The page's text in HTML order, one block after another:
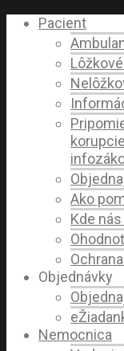
Pacient
Ako
Kde
Objednávky
Nemocnica